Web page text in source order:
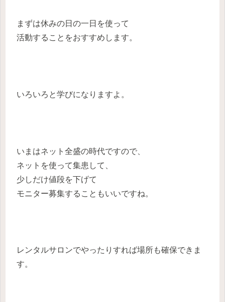
まずは休みの日の一日を使って
活動することをおすすめします。
いろいろと学びになりますよ。
いまはネット全盛の時代ですので、
ネットを使って集患して、
少しだけ値段を下げて
モニター募集することもいいですね。
レンタルサロンでやったりすれば場所も確保できま
す。